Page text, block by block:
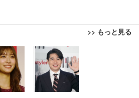
>> もっと見る
オフィスチェア 椅子 テレワーク 疲れな
げ式アームレスト コンパクト 約105度ロッ
事務椅子 360度回転 座面昇降 強化ナイロ
ース 通気性メッシュ 在宅ワーク H-WY01
+黒足)
ジネス向けプレミアムモニター | FlexScan
WT | 31.5型4K UHD・USB Type-C・ホワ
ベーシック ペットシーツ 薄型 レギュラー 1
て 無香料 ホワイト 300枚